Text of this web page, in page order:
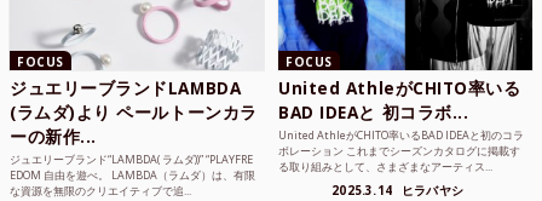
FOCUS
ジュエリーブランドLAMBDA
(ラムダ)より ペールトーンカラ
ーの新作...
ジュエリーブランド“LAMBDA( ラムダ))” “PLAYFRE
EDOM 自由を遊べ。 LAMBDA（ラムダ）は、有限
な資源を無限のクリエイティブで追...
FOCUS
United AthleがCHITO率いる
BAD IDEAと 初コラボ...
United AthleがCHITO率いるBAD IDEAと初のコラ
ボレーション これまでシーズンカタログに掲載す
る取り組みとして、さまざまなアーティス...
2025.3.14 ヒラバヤシ